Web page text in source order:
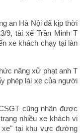
an Hà Nội đã kịp thời
9, tài xế Trần Minh T
xe khách chạy tại làn
năng xử phạt anh T
phép lái xe của người
cũng nhận được
nhiều xe khách vi
xe" tại khu vực đường